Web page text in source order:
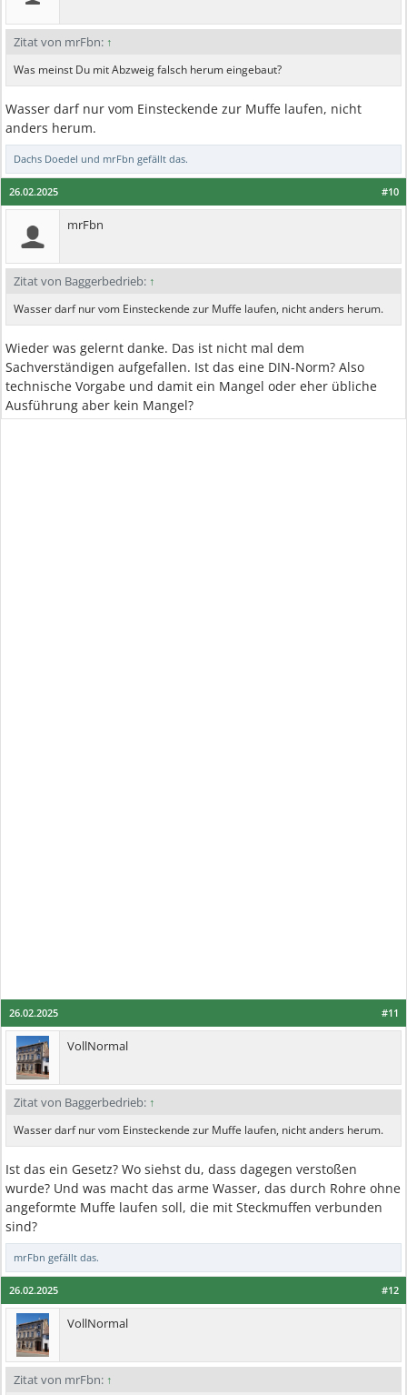
Zitat von mrFbn: ↑
Was meinst Du mit Abzweig falsch herum eingebaut?
Wasser darf nur vom Einsteckende zur Muffe laufen, nicht
anders herum.
Dachs Doedel und mrFbn gefällt das.
#10
26.02.2025
mrFbn
Zitat von Baggerbedrieb: ↑
Wasser darf nur vom Einsteckende zur Muffe laufen, nicht anders herum.
Wieder was gelernt danke. Das ist nicht mal dem
Sachverständigen aufgefallen. Ist das eine DIN-Norm? Also
technische Vorgabe und damit ein Mangel oder eher übliche
Ausführung aber kein Mangel?
#11
26.02.2025
VollNormal
Zitat von Baggerbedrieb: ↑
Wasser darf nur vom Einsteckende zur Muffe laufen, nicht anders herum.
Ist das ein Gesetz? Wo siehst du, dass dagegen verstoßen
wurde? Und was macht das arme Wasser, das durch Rohre ohne
angeformte Muffe laufen soll, die mit Steckmuffen verbunden
sind?
mrFbn gefällt das.
#12
26.02.2025
VollNormal
Zitat von mrFbn: ↑